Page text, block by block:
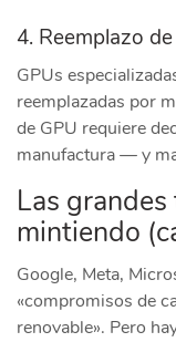
4. Reemplazo
GPUs
reemplazadas por
de GPU requiere
manufactura — y
Las
mintiendo
Google, Meta,
«compromisos de
renovable». Pero